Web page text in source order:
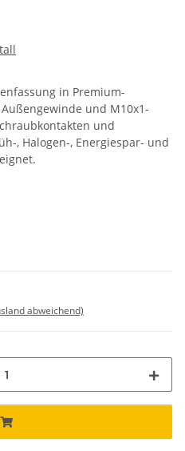
in Premium-
und M10x1-
und
, Halogen-, Energiespar- und
abweichend)